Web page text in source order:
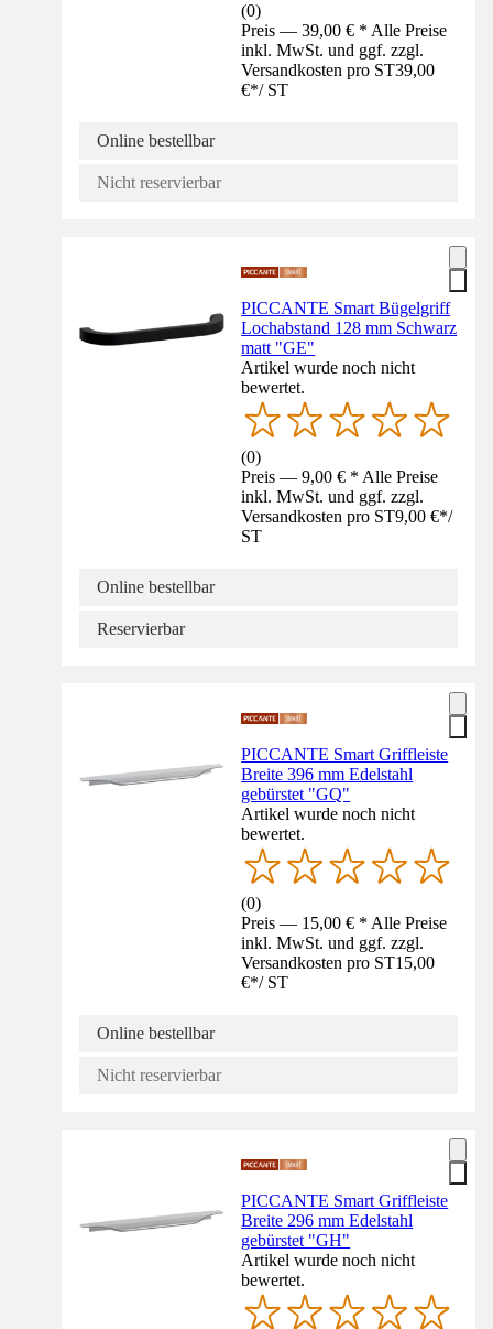
(0)
Preis — 39,00 € * Alle Preise
inkl. MwSt. und ggf. zzgl.
Versandkosten pro ST39,00
€*/ ST
Online bestellbar
Nicht reservierbar
PICCANTE Smart Bügelgriff
Lochabstand 128 mm Schwarz
matt "GE"
Artikel wurde noch nicht
bewertet.
(0)
Preis — 9,00 € * Alle Preise
inkl. MwSt. und ggf. zzgl.
Versandkosten pro ST9,00 €*/
ST
Online bestellbar
Reservierbar
PICCANTE Smart Griffleiste
Breite 396 mm Edelstahl
gebürstet "GQ"
Artikel wurde noch nicht
bewertet.
(0)
Preis — 15,00 € * Alle Preise
inkl. MwSt. und ggf. zzgl.
Versandkosten pro ST15,00
€*/ ST
Online bestellbar
Nicht reservierbar
PICCANTE Smart Griffleiste
Breite 296 mm Edelstahl
gebürstet "GH"
Artikel wurde noch nicht
bewertet.